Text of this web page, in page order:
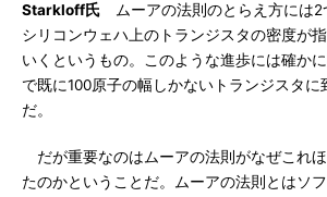
Starkloff氏 ムーアの法則のとらえ方には2
シリコンウェハ上のトランジスタの密度が
いくというもの。このような進歩には確か
で既に100原子の幅しかないトランジスタに
だ。
だが重要なのはムーアの法則がなぜこれ
たのかということだ。ムーアの法則とはソ